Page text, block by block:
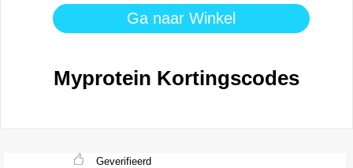
Ga naar Winkel
Myprotein Kortingscodes
Geverifieerd